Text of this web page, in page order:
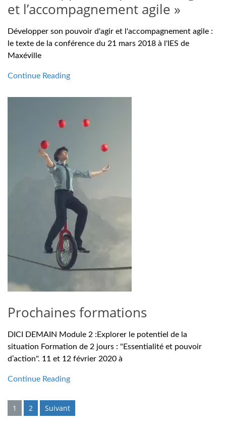
et l’accompagnement agile »
Développer son pouvoir d'agir et l'accompagnement agile :
le texte de la conférence du 21 mars 2018 à l'IES de
Maxéville
Continue Reading
Prochaines formations
DICI DEMAIN Module 2 :Explorer le potentiel de la
situation Formation de 2 jours : "Essentialité et pouvoir
d’action". 11 et 12 février 2020 à
Continue Reading
Pagination
1 2 Suivant